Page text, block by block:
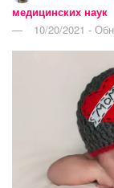
медицинских наук
10/20/2021 -